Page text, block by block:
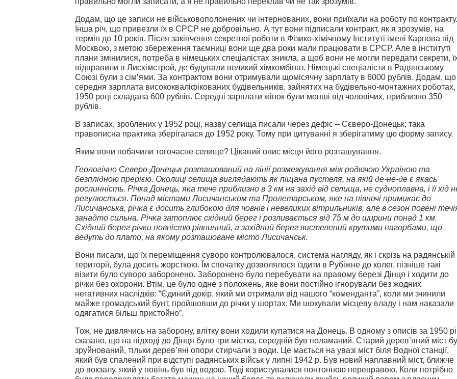
Додам, що це записи не військовополонених чи інтернованих, вони приїхали на роботу по контракту.
Інша річ, що привезли їх в СРСР не добровільно. А тут вони підписали контракт, як я зрозумів, на
термін до 10 років. Після закінчення секретної роботи в Фізико-хімічному Інституті імені Карпова під
Москвою, з метою збереження таємниці вони ще два роки мали працювати в СРСР. Але в інституті
плани змінилися, потреба в німецьких спеціалістах зникла, а щоб вони не могли передати секрети,
відправили в Лисхімстрой, де будували великий хімкомбінат. Німецькі спеціалісти в Радянському
Союзі були з сім’ями. За контрактом вони отримували щомісячну зарплату в 6000 рублів. Додам, що
середня зарплата висококваліфікованих будівельників, зайнятих на будівельно-монтажних роботах,
1950 році складала 600 рублів. Середні зарплати жінок були менші від чоловічих, приблизно 350
рублів.
В записах, зроблених у 1952 році, назву селища писали через дефіс – Сєверо-Донецьк; така
правописна практика зберігалася до 1952 року. Тому при цитуванні я зберігатиму цю форму запису.
Яким вони побачили тогочасне селище? Цікавий опис місця його розташування.
Геологічно Северо-Донецьк розташований на лінії розмежування між родючою Україною та
безплідною прерією. Околиці селища виглядають як піщана пустеля, на якій де-не-де є якась
рослинність. Річка Донець, яка тече приблизно в 3 км на захід від селища, не судноплавна, і її хід
регулюється. Понад містами Лисичанськом та Пролетарськом, яке на півночі примикає до
Лисичанська, річка є досить глибокою для човнів і невеликих вітрильників, але в сезон повені
занадто сильна. Річка затоплює східний берег і розливається від 75 м до ширини понад 1 км.
Східний берег річки повністю рівнинний, а західний берег вистелений крутими пагорбами, що
ведуть до плато, на якому розташоване місто Лисичанськ.
Вони писали, що їх переміщення суворо контролювалося, система нагляду, як і скрізь на радянській
території, була досить жорсткою. Їм спочатку дозволялося їздити в Рубіжне до колег, пізніше такі
візити було суворо заборонено. Заборонено було перебувати на правому березі Дінця і ходити до
річки без охорони. Втім, це було одне з положень, яке вони постійно ігнорували без жодних
негативних наслідків: “Єдиний докiр, який ми отримали від нашого “коменданта”, коли ми зчинили
майже громадський бунт, пройшовши до річки у шортах. Ми шокували місцеву владу і нам наказали
одягатися більш пристойно”.
Тож, не дивлячись на заборону, влітку вони ходили купатися на Донець. В одному з описів за 1950
сказано, що на підході до Дінця було три містка, середній був поламаний. Старий дерев’яний міст
зруйнований, тільки дерев’яні опори стирчали з води. Це мається на увазі міст біля Водної станції,
який був спалений при відступі радянських військ у липні 1942 р. Був новий наплавний міст, ближче
до вокзалу, який у повінь був під водою. Тоді користувалися понтонною переправою. Коли потрібно